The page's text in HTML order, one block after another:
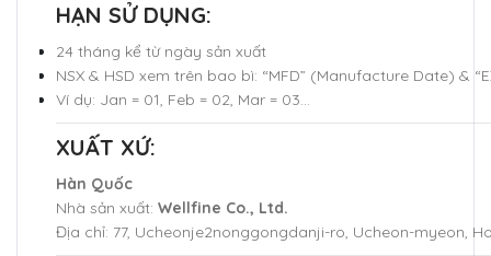
HẠN SỬ DỤNG:
24 tháng kể từ ngày sản xuất
NSX & HSD xem trên bao bì: “MFD” (Manufacture Date) &
Ví dụ: Jan = 01, Feb = 02, Mar = 03...
XUẤT XỨ:
Hàn Quốc
Nhà sản xuất: Wellfine Co., Ltd.
Địa chỉ: 77, Ucheonje2nonggongdanji-ro, Ucheon-myeon,